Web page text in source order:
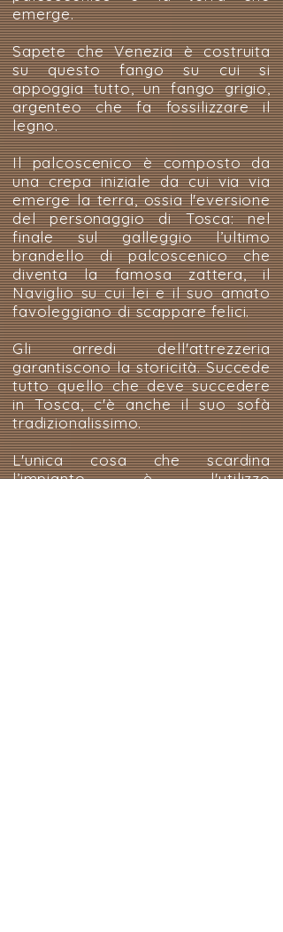
emerge.
Sapete che Venezia è costruita
su questo fango su cui si
appoggia tutto, un fango grigio,
argenteo che fa fossilizzare il
legno.
Il palcoscenico è composto da
una crepa iniziale da cui via via
emerge la terra, ossia l'eversione
del personaggio di Tosca: nel
finale sul galleggio l’ultimo
brandello di palcoscenico che
diventa la famosa zattera, il
Naviglio su cui lei e il suo amato
favoleggiano di scappare felici.
Gli arredi dell'attrezzeria
garantiscono la storicità. Succede
tutto quello che deve succedere
in Tosca, c'è anche il suo sofà
tradizionalissimo.
L'unica cosa che scardina
l’impianto è l'utilizzo